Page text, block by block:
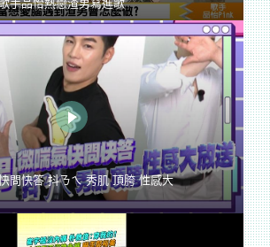
手品怡熱戀渣男寫進歌
問快答 抖ㄋㄟ 秀肌 頂胯 性感大